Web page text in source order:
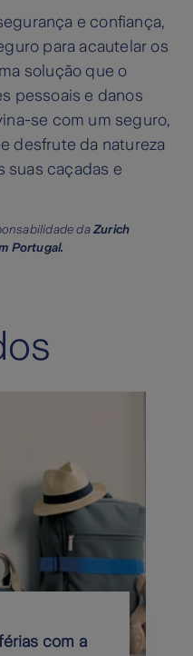
e confiança,
para acautelar os
solução que o
pessoais e danos
se com um seguro,
desfrute da natureza
suas caçadas e
da Zurich
Portugal.
com a